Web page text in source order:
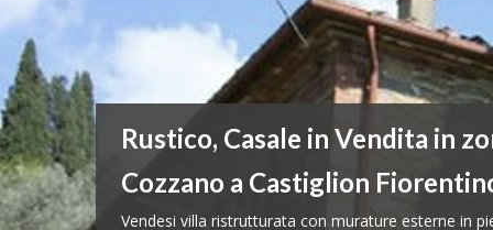
Rustico, Casale in Vendita in
Cozzano a Castiglion
Vendesi villa ristrutturata con murature esterne in
Immobile di prestigio in vendita
San Clemente a Arezzo
Prestigiosa Villa in stile toscano completamente e
Rustico, Casale in Vendita a
Fiorentino
Bella proprietà di 240 mq + annesso in Val di